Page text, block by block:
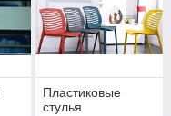
Пластиковые
стулья